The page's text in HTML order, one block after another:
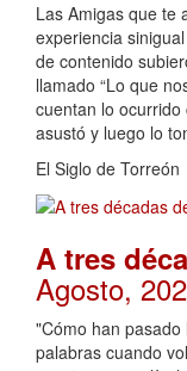
Las Amigas que te
experiencia
de contenido
llamado “Lo que
cuentan lo
asustó y luego lo
El Siglo de Torreón
A tres
Agosto,
"Cómo han
palabras cuando